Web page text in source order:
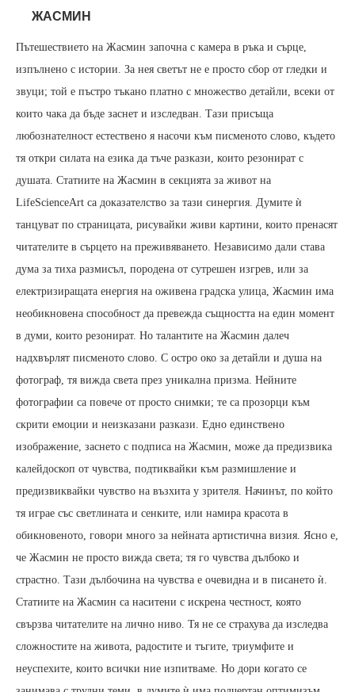
ЖАСМИН
Пътешествието на Жасмин започна с камера в ръка и сърце,
изпълнено с истории. За нея светът не е просто сбор от гледки и
звуци; той е пъстро тъкано платно с множество детайли, всеки от
които чака да бъде заснет и изследван. Тази присъща
любознателност естествено я насочи към писменото слово, където
тя откри силата на езика да тъче разкази, които резонират с
душата. Статиите на Жасмин в секцията за живот на
LifeScienceArt са доказателство за тази синергия. Думите ѝ
танцуват по страницата, рисувайки живи картини, които пренасят
читателите в сърцето на преживяването. Независимо дали става
дума за тиха размисъл, породена от сутрешен изгрев, или за
електризиращата енергия на оживена градска улица, Жасмин има
необикновена способност да превежда същността на един момент
в думи, които резонират. Но талантите на Жасмин далеч
надхвърлят писменото слово. С остро око за детайли и душа на
фотограф, тя вижда света през уникална призма. Нейните
фотографии са повече от просто снимки; те са прозорци към
скрити емоции и неизказани разкази. Едно единствено
изображение, заснето с подписа на Жасмин, може да предизвика
калейдоскоп от чувства, подтиквайки към размишление и
предизвиквайки чувство на възхита у зрителя. Начинът, по който
тя играе със светлината и сенките, или намира красота в
обикновеното, говори много за нейната артистична визия. Ясно е,
че Жасмин не просто вижда света; тя го чувства дълбоко и
страстно. Тази дълбочина на чувства е очевидна и в писането ѝ.
Статиите на Жасмин са наситени с искрена честност, която
свързва читателите на лично ниво. Тя не се страхува да изследва
сложностите на живота, радостите и тъгите, триумфите и
неуспехите, които всички ние изпитваме. Но дори когато се